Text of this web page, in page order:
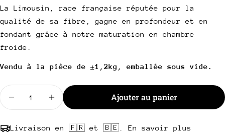
La Limousin, race française réputée pour la
qualité de sa fibre, gagne en profondeur et en
fondant grâce à notre maturation en chambre
froide.
Vendu à la pièce de ±1,2kg, emballée sous vide.
Diminuer la quantité pour Côte à l&#39;os
Augmenter la quantité pour Côte à
Ajouter au panier
Livraison en 🇫🇷 et 🇧🇪. En savoir plus
Copie
Facebook
X
Pinterest
Votre
téléphone
Votre
Les champs marqués * sont obligatoires.